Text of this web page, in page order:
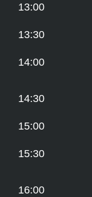
13:00
13:30
14:00
14:30
15:00
15:30
16:00